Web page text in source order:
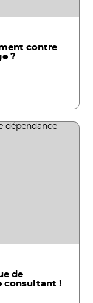
contre
?
de
consultant !